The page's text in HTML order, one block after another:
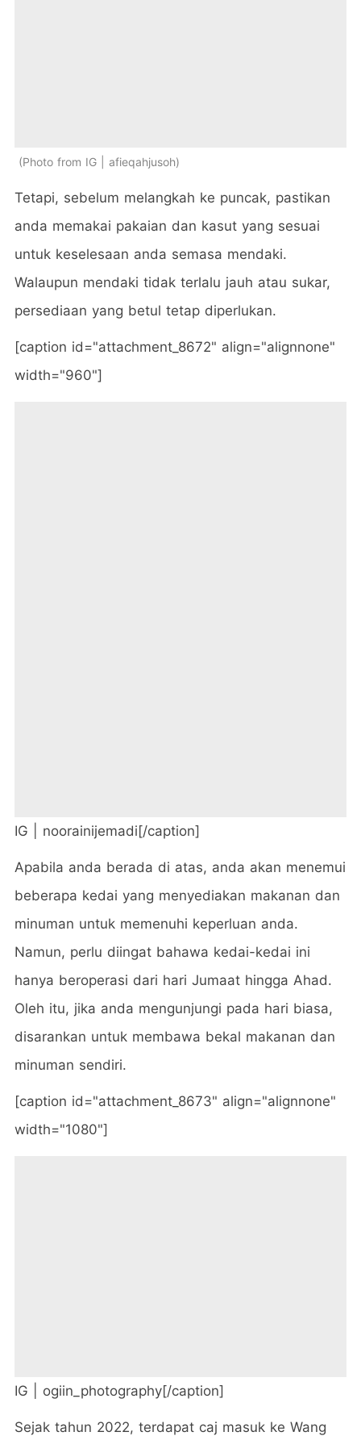
Photo from IG | afieqahjusoh
Tetapi, sebelum melangkah ke puncak, pastikan
anda memakai pakaian dan kasut yang sesuai
untuk keselesaan anda semasa mendaki.
Walaupun mendaki tidak terlalu jauh atau sukar,
persediaan yang betul tetap diperlukan.
[caption id="attachment_8672" align="alignnone"
width="960"]
IG | noorainijemadi[/caption]
Apabila anda berada di atas, anda akan menemui
beberapa kedai yang menyediakan makanan dan
minuman untuk memenuhi keperluan anda.
Namun, perlu diingat bahawa kedai-kedai ini
hanya beroperasi dari hari Jumaat hingga Ahad.
Oleh itu, jika anda mengunjungi pada hari biasa,
disarankan untuk membawa bekal makanan dan
minuman sendiri.
[caption id="attachment_8673" align="alignnone"
width="1080"]
IG | ogiin_photography[/caption]
Sejak tahun 2022, terdapat caj masuk ke Wang